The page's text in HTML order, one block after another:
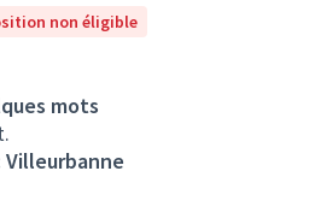
non éligible
mots